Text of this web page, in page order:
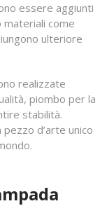
essere aggiunti
materiali come
ulteriore
realizzate
piombo per la
stabilità.
d’arte unico